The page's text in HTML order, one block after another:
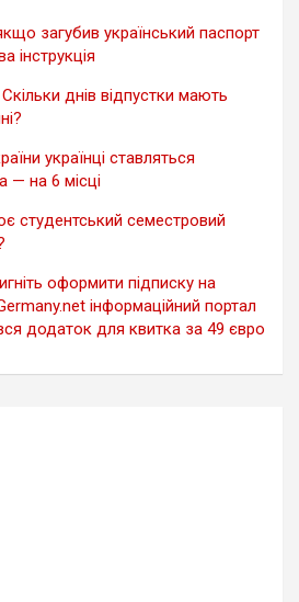
загубив український паспорт
інструкція
Скільки днів відпустки мають
українці ставляться
— на 6 місці
студентський семестровий
оформити підписку на
інформаційний портал
додаток для квитка за 49 євро